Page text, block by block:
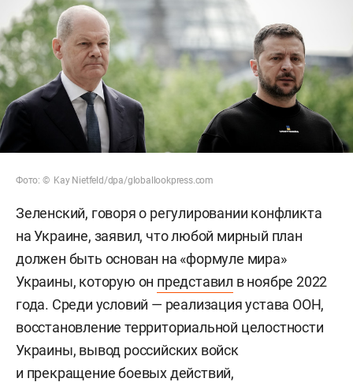
Фото: © Kay Nietfeld/dpa/globallookpress.com
Зеленский, говоря о регулировании конфликта
на Украине, заявил, что любой мирный план
должен быть основан на «формуле мира»
Украины, которую он представил в ноябре 2022
года. Среди условий — реализация устава ООН,
восстановление территориальной целостности
Украины, вывод российских войск
и прекращение боевых действий,